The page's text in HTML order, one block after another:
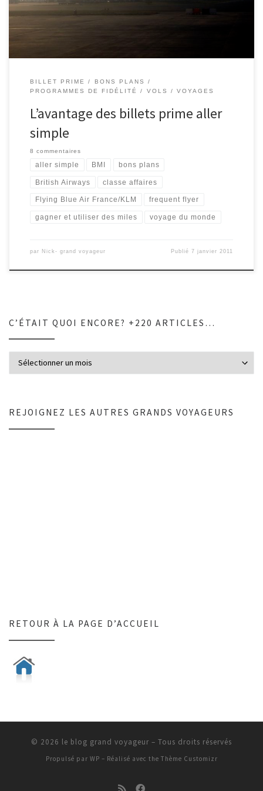
vous pouvez réserver des billets primes de deux programmes […]
BILLET PRIME
BONS PLANS
PROGRAMMES DE FIDÉLITÉ
VOLS VOYAGES
L’avantage des billets prime aller
simple
8 commentaires
aller simple BMI bons plans
British Airways classe affaires
Flying Blue Air France/KLM frequent flyer
gagner et utiliser des miles voyage du monde
par Nick- grand voyageur Publié7 janvier 2011
C’ÉTAIT QUOI ENCORE? +220 ARTICLES…
REJOIGNEZ LES AUTRES GRANDS VOYAGEURS
RETOUR À LA PAGE D’ACCUEIL
© 2026 le blog grand voyageur – Tous droits réservés
Propulsé par WP – Réalisé avec the Thème Customizr